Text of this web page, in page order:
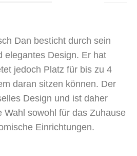
Dan besticht durch sein
elegantes Design. Er hat
jedoch Platz für bis zu 4
daran sitzen können. Der
Design und ist daher
Wahl sowohl für das Zuhause
Einrichtungen.